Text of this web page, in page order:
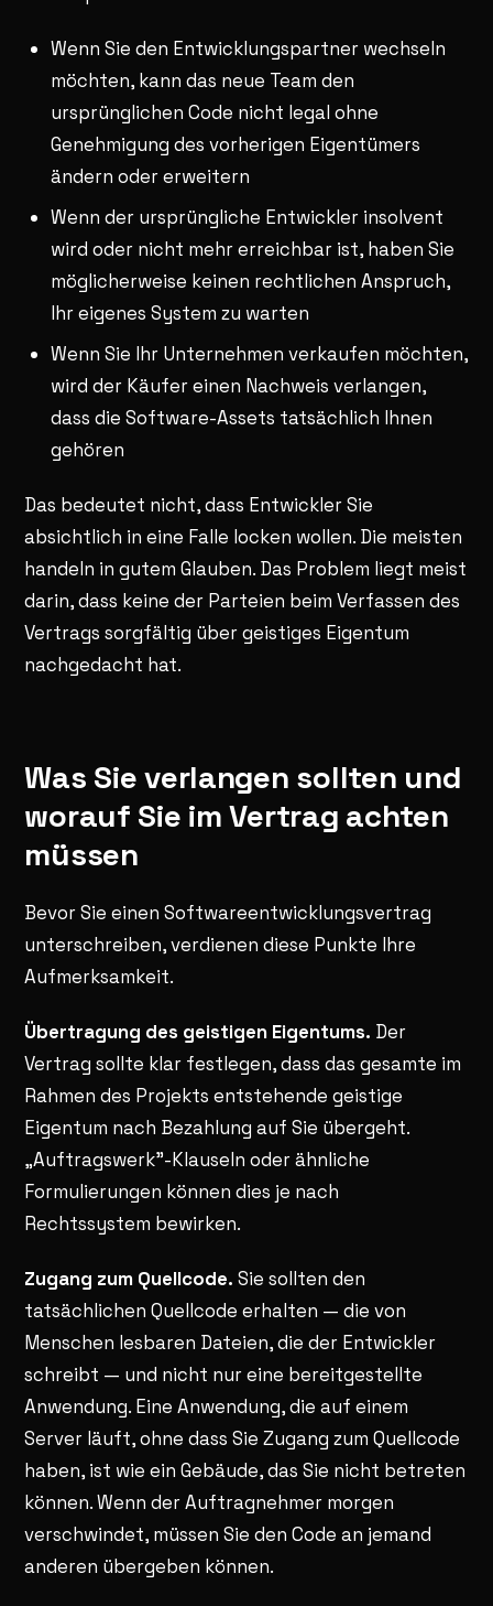
Wenn Sie den Entwicklungspartner wechseln
möchten, kann das neue Team den
ursprünglichen Code nicht legal ohne
Genehmigung des vorherigen Eigentümers
ändern oder erweitern
Wenn der ursprüngliche Entwickler insolvent
wird oder nicht mehr erreichbar ist, haben Sie
möglicherweise keinen rechtlichen Anspruch,
Ihr eigenes System zu warten
Wenn Sie Ihr Unternehmen verkaufen möchten,
wird der Käufer einen Nachweis verlangen,
dass die Software-Assets tatsächlich Ihnen
gehören
Das bedeutet nicht, dass Entwickler Sie
absichtlich in eine Falle locken wollen. Die meisten
handeln in gutem Glauben. Das Problem liegt meist
darin, dass keine der Parteien beim Verfassen des
Vertrags sorgfältig über geistiges Eigentum
nachgedacht hat.
Was Sie verlangen sollten und
worauf Sie im Vertrag achten
müssen
Bevor Sie einen Softwareentwicklungsvertrag
unterschreiben, verdienen diese Punkte Ihre
Aufmerksamkeit.
Übertragung des geistigen Eigentums. Der
Vertrag sollte klar festlegen, dass das gesamte im
Rahmen des Projekts entstehende geistige
Eigentum nach Bezahlung auf Sie übergeht.
„Auftragswerk"-Klauseln oder ähnliche
Formulierungen können dies je nach
Rechtssystem bewirken.
Zugang zum Quellcode. Sie sollten den
tatsächlichen Quellcode erhalten — die von
Menschen lesbaren Dateien, die der Entwickler
schreibt — und nicht nur eine bereitgestellte
Anwendung. Eine Anwendung, die auf einem
Server läuft, ohne dass Sie Zugang zum Quellcode
haben, ist wie ein Gebäude, das Sie nicht betreten
können. Wenn der Auftragnehmer morgen
verschwindet, müssen Sie den Code an jemand
anderen übergeben können.